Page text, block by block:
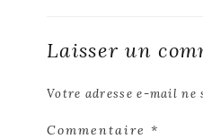
Laisser un
Votre adresse e-mail ne
Commentaire *